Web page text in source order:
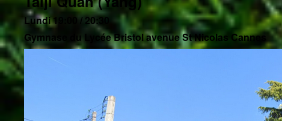
Lundi 19:00 / 20:30
Gymnase du Lycée Bristol avenue St Nicolas Cannes